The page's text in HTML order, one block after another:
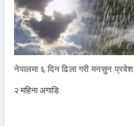
नेपालमा ६ दिन ढिला गरी मनसुन प्रवेश
२ महिना अगाडि